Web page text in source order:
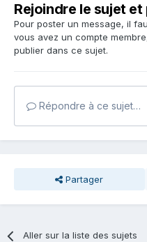
Rejoindre le sujet
Pour poster un message, il
vous avez un compte
publier dans ce sujet.
Répondre à ce sujet…
Partager
Aller sur la liste des sujets